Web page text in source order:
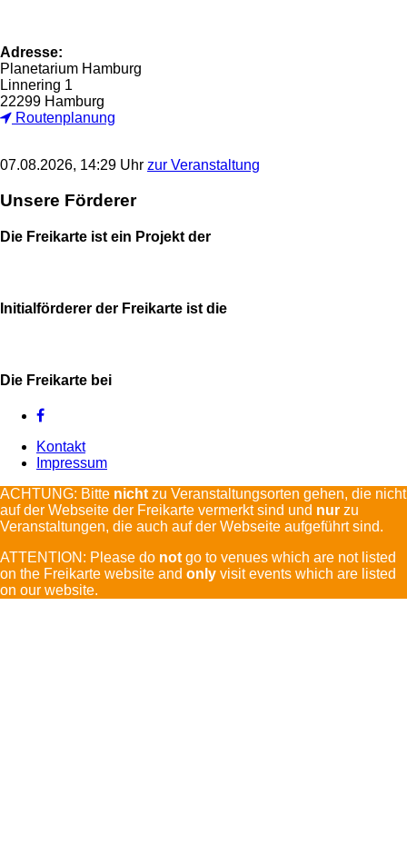
Adresse:
Planetarium Hamburg
Linnering 1
22299 Hamburg
Routenplanung
07.08.2026, 14:29 Uhr zur Veranstaltung
Unsere Förderer
Die Freikarte ist ein Projekt der
Initialförderer der Freikarte ist die
Die Freikarte bei
Kontakt
Impressum
ACHTUNG: Bitte nicht zu Veranstaltungsorten gehen, die nicht
auf der Webseite der Freikarte vermerkt sind und nur zu
Veranstaltungen, die auch auf der Webseite aufgeführt sind.
ATTENTION: Please do not go to venues which are not listed
on the Freikarte website and only visit events which are listed
on our website.